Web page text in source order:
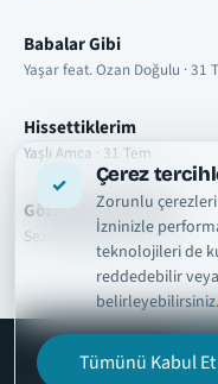
Çerez
Zorunlu çerezleri
İzninizle
teknolojileri de
reddedebilir
Tümünü Kabul Et
Babalar Gibi
Yaşar feat. Ozan Doğulu · 31
Hissettiklerim
Yaşlı Amca · 31 Tem
Gözlerimde Duman
Sezer Sarıgöz · 31 Tem